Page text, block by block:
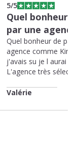
5/5
Quel bonheur
par une
Quel bonheur de
agence comme
j'avais su je l aurai
L'agence très
Valérie